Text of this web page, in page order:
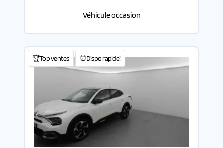
Véhicule occasion
🏆Top ventes ⏰Dispo rapide!